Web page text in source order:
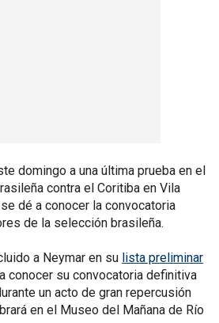
domingo a una última prueba en el
contra el Coritiba en Vila
dé a conocer la convocatoria
de la selección brasileña.
a Neymar en su lista preliminar
conocer su convocatoria definitiva
un acto de gran repercusión
en el Museo del Mañana de Río